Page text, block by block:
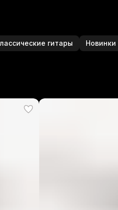
гитары Новинки